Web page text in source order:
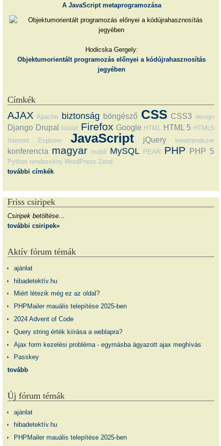
A JavaScript metaprogramozása
Hodicska Gergely:
Objektumorientált programozás előnyei a kódújrahasznosítás
jegyében
Címkék
AJAX Apache biztonság böngésző CSS CSS3 design
Django Drupal felület Firefox Google HTML HTML 5 HTML5
Internet Explorer
JavaScript jQuery keretrendszer
konferencia magyar mobil MySQL PEAR PHP PHP 5
Python rendezvény WordPress Zend
további címkék
Friss csiripek
Csiripek betöltése…
további csiripek»
Aktív fórum témák
ajánlat
hibadetektív.hu
Miért létezik még ez az oldal?
PHPMailer mauális telepítése 2025-ben
2024 Advent of Code
Query string érték kiírása a weblapra?
Ajax form kezelési probléma - egymásba ágyazott ajax meghívás
Passkey
tovább
Új fórum témák
ajánlat
hibadetektív.hu
PHPMailer mauális telepítése 2025-ben